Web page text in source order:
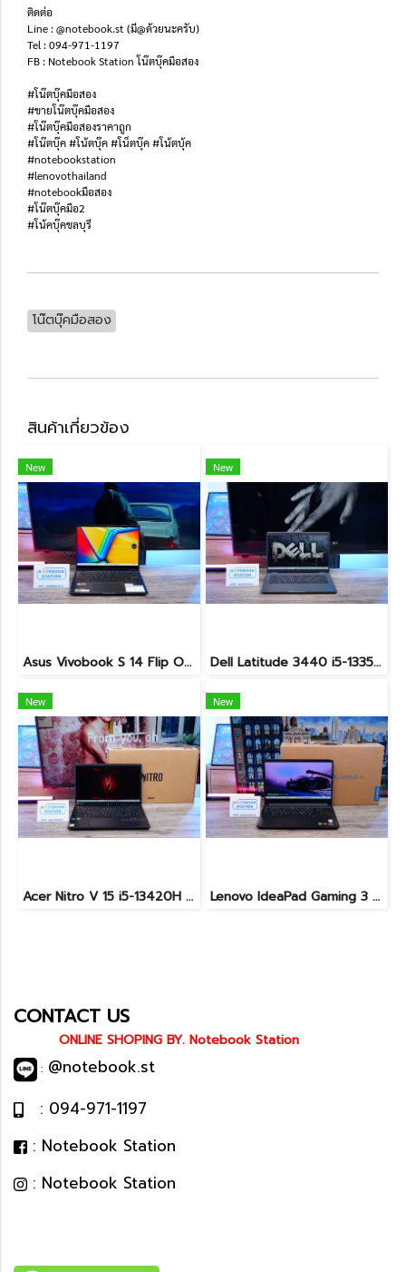
ติดต่อ
Line : @notebook.st (มี@ด้วยนะครับ)
Tel : 094-971-1197
FB : Notebook Station โน๊ตบุ๊คมือสอง
#โน๊ตบุ๊คมือสอง
#ขายโน๊ตบุ๊คมือสอง
#โน๊ตบุ๊คมือสองราคาถูก
#โน๊ตบุ๊ค #โน้ตบุ๊ค #โน็ตบุ๊ค #โน้ตบุ้ค
#notebookstation
#lenovothailand
#notebookมือสอง
#โน๊ตบุ๊คมือ2
#โน้คบุ๊คชลบุรี
โน๊ตบุ๊คมือสอง
สินค้าเกี่ยวข้อง
New
Asus Vivobook S 14 Flip OLED ทัชกรีนหมุนจอ360องศา Ryzen7-7730U Ram24 SSD512GB จอ14 2.8K OLED 90Hz จอภาพสวยคมชัดมาก ดีไซน์สวยทันสมัย ราคา 18,990.-
New
Dell Latitude 3440 i5-1335U Ram8 SSD512 จอ14นิ้ว สเปคดี คีย์บอร์ดไฟ เครื่องประมวลผลไวพร้อมใช้งาน เพียง 13,990.-
New
Acer Nitro V 15 i5-13420H Ram16 RTX2050(4GB) SSD512GB จอ15.6นิ้ว FHD 144Hz เกมมิ่งรุ่นใหม่ ดีไซน์ฝาหลังสุดเท่ มีประกันศูนย์2027 เครื่องพร้อมใช้งาน ราคาสุดคุ้มเพียง 17,990.-
New
Lenovo IdeaPad Gaming 3 Ryzen5-5500H RAM16 RTX2050(4GB) 512GB M.2 จอ15.6 FHD 144Hz สเปคเกมมิ่ง คีย์บอร์ดไฟสีRGB เครื่องพร้อมใช้งาน ราคาเพียง 16,900.-
CONTACT US
ONLINE SHOPING BY. Notebook Station
: @notebook.st
: 094-971-1197
: Notebook Station
: Notebook Station